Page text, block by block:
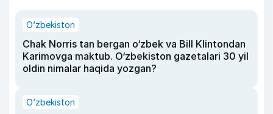
O‘zbekiston
Chak Norris tan bergan o‘zbek va Bill Klintondan
Karimovga maktub. O‘zbekiston gazetalari 30 yil
oldin nimalar haqida yozgan?
O‘zbekiston